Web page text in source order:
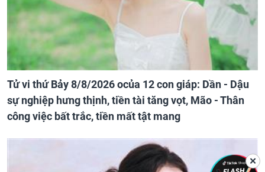
Tử vi thứ Bảy 8/8/2026 ocủa 12 con giáp: Dần - Dậu
sự nghiệp hưng thịnh, tiền tài tăng vọt, Mão - Thân
công việc bất trắc, tiền mất tật mang
✕